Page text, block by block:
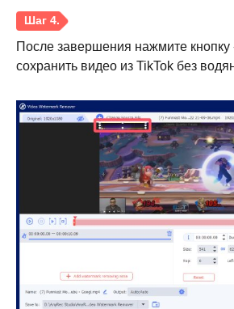
После завершения нажмите кнопку
сохранить видео из TikTok без